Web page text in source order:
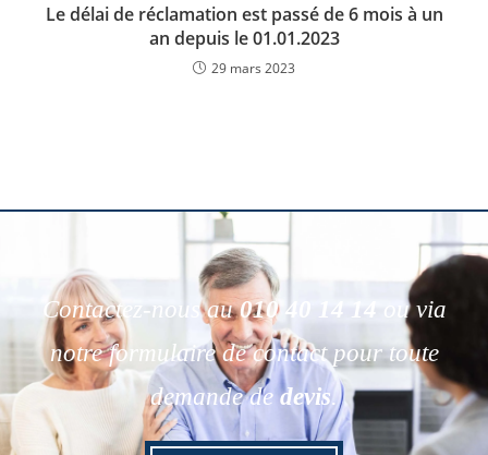
Le délai de réclamation est passé de 6 mois à un
an depuis le 01.01.2023
29 mars 2023
Contactez-nous au010 40 14 14
ou via
notre formulaire de contact pour toute
demande de devis.